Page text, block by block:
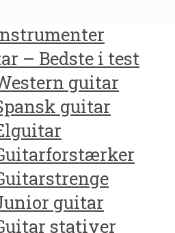
– Bedste i test
guitar
guitar
guitar
stativer